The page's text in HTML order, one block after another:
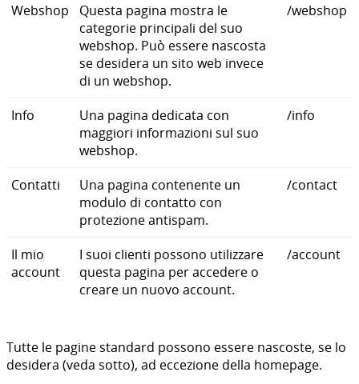
Webshop
Questa pagina mostra le
categorie principali del suo
webshop. Può essere nascosta
se desidera un sito web invece
di un webshop.
/webshop
Info
Una pagina dedicata con
maggiori informazioni sul suo
webshop.
/info
Contatti
Una pagina contenente un
modulo di contatto con
protezione antispam.
/contact
Il mio
account
I suoi clienti possono utilizzare
questa pagina per accedere o
creare un nuovo account.
/account
Tutte le pagine standard possono essere nascoste, se lo
desidera (veda sotto), ad eccezione della homepage.